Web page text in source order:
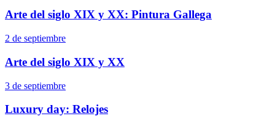
Arte del siglo XIX y XX: Pintura Gallega
2 de septiembre
Arte del siglo XIX y XX
3 de septiembre
Luxury day: Relojes